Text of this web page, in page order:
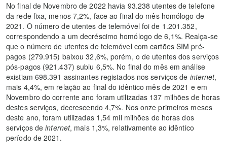
No final de Novembro de 2022 havia 93.238 utentes de telefone
da rede fixa, menos 7,2%, face ao final do mês homólogo de
2021. O número de utentes de telemóvel foi de 1.201.352,
correspondendo a um decréscimo homólogo de 6,1%. Realça-se
que o número de utentes de telemóvel com cartões SIM pré-
pagos (279.915) baixou 32,6%, porém, o de utentes dos serviços
pós-pagos (921.437) subiu 6,5%. No final do mês em análise
existiam 698.391 assinantes registados nos serviços de internet,
mais 4,4%, em relação ao final do idêntico mês de 2021 e em
Novembro do corrente ano foram utilizadas 137 milhões de horas
destes serviços, decrescendo 4,7%. Nos onze primeiros meses
deste ano, foram utilizadas 1,54 mil milhões de horas dos
serviços deinternet, mais 1,3%, relativamente ao idêntico
período de 2021.